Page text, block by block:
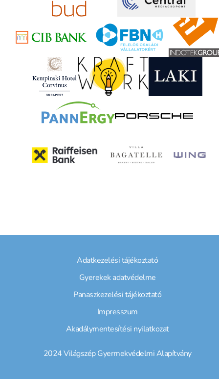
2024 Világszép Gyermekvédelmi Alapítvány
Adatkezelési tájékoztató
Gyerekek adatvédelme
Panaszkezelési tájékoztató
Impresszum
Akadálymentesítési nyilatkozat